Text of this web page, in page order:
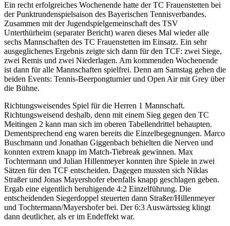
Ein recht erfolgreiches Wochenende hatte der TC Frauenstetten bei
der Punktrundenspielsaison des Bayerischen Tennisverbandes.
Zusammen mit der Jugendspielgemeinschaft des TSV
Unterthürheim (separater Bericht) waren dieses Mal wieder alle
sechs Mannschaften des TC Frauenstetten im Einsatz. Ein sehr
ausgeglichenes Ergebnis zeigte sich dann für den TCF: zwei Siege,
zwei Remis und zwei Niederlagen. Am kommenden Wochenende
ist dann für alle Mannschaften spielfrei. Denn am Samstag gehen die
beiden Events: Tennis-Beerpongturnier und Open Air mit Grey über
die Bühne.
Richtungsweisendes Spiel für die Herren 1 Mannschaft.
Richtungsweisend deshalb, denn mit einem Sieg gegen den TC
Meitingen 2 kann man sich im oberen Tabellendrittel behaupten.
Dementsprechend eng waren bereits die Einzelbegegnungen. Marco
Buschmann und Jonathan Giggenbach behielten die Nerven und
konnten extrem knapp im Match-Tiebreak gewinnen. Max
Tochtermann und Julian Hillenmeyer konnten ihre Spiele in zwei
Sätzen für den TCF entscheiden. Dagegen mussten sich Niklas
Straßer und Jonas Mayershofer ebenfalls knapp geschlagen geben.
Ergab eine eigentlich beruhigende 4:2 Einzelführung. Die
entscheidenden Siegerdoppel steuerten dann Straßer/Hillenmeyer
und Tochtermann/Mayershofer bei. Der 6:3 Auswärtssieg klingt
dann deutlicher, als er im Endeffekt war.